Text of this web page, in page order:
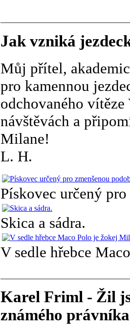
Jak vzniká
Můj přítel,
pro kamennou
odchovaného
návštěvách a
Milane!
L. H.
Pískovec určený
Skica a sádra.
V sedle hřebce
Karel Friml - Žil
známého